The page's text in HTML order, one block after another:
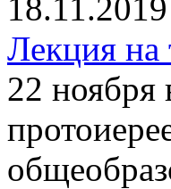
18.11.2019
Лекция на
22 ноября